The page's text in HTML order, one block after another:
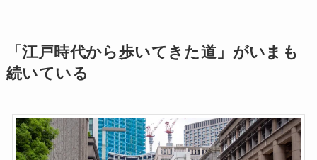
「江戸時代から歩いてきた道」がいまも
続いている